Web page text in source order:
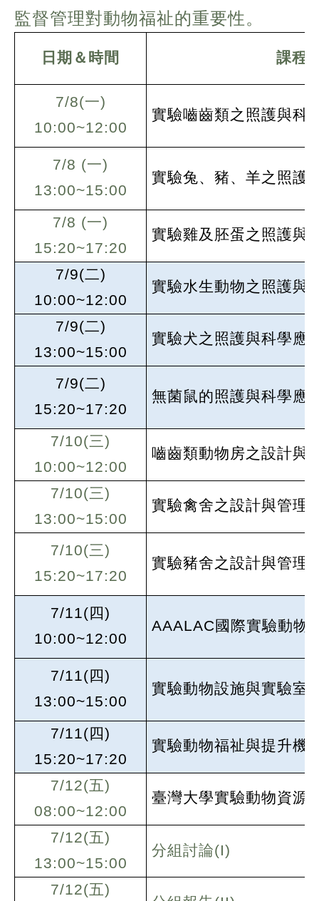
監督管理對動物福祉的重要性。
日期＆時間 課程
7/8(一)
10:00~12:00
實驗嚙齒類之照護與科
7/8 (一)
13:00~15:00
實驗兔、豬、羊之照護
7/8 (一)
15:20~17:20
實驗雞及胚蛋之照護與
7/9(二)
10:00~12:00
實驗水生動物之照護與
7/9(二)
13:00~15:00
實驗犬之照護與科學應
7/9(二)
15:20~17:20
無菌鼠的照護與科學應
7/10(三)
10:00~12:00
嚙齒類動物房之設計與
7/10(三)
13:00~15:00
實驗禽舍之設計與管理
7/10(三)
15:20~17:20
實驗豬舍之設計與管理
7/11(四)
10:00~12:00
AAALAC國際實驗動物
7/11(四)
13:00~15:00
實驗動物設施與實驗室
7/11(四)
15:20~17:20
實驗動物福祉與提升機
7/12(五)
08:00~12:00
臺灣大學實驗動物資源
7/12(五)
13:00~15:00
分組討論(I)
7/12(五)